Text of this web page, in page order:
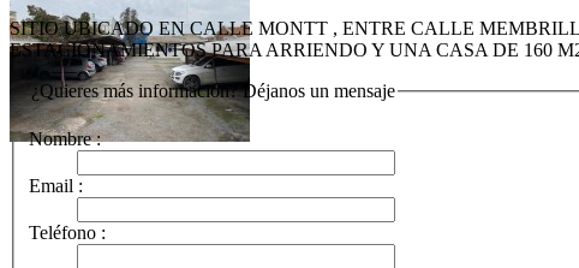
SITIO UBICADO EN CALLE MONTT , ENTRE CALLE
ESTACIONAMIENTOS PARA ARRIENDO Y UNA CASA DE 160
¿Quieres más información? Déjanos un mensaje
Nombre :
Email :
Teléfono :